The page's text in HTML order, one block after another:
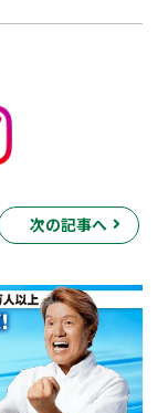
次の記事へ